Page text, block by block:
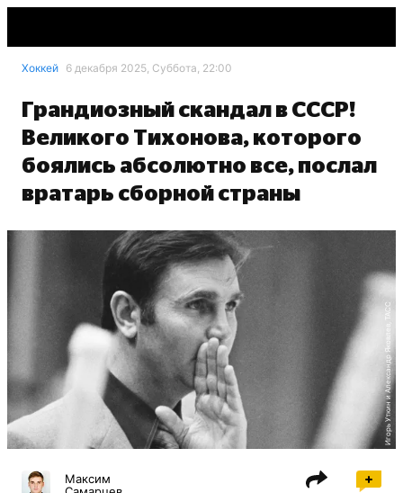
Хоккей 6 декабря 2025, Суббота, 22:00
Грандиозный скандал в СССР!
Великого Тихонова, которого
боялись абсолютно все, послал
вратарь сборной страны
Игорь Уткин и Александр Яковлев, ТАСС
Максим